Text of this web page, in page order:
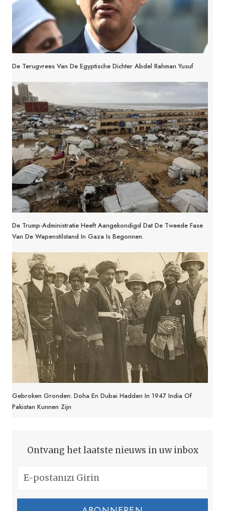
De Terugvrees Van De Egyptische Dichter Abdel Rahman Yusuf
De Trump-Administratie Heeft Aangekondigd Dat De Tweede Fase
Van De Wapenstilstand In Gaza Is Begonnen.
Gebroken Gronden: Doha En Dubai Hadden In 1947 India Of
Pakistan Kunnen Zijn
Ontvang het laatste nieuws in uw inbox